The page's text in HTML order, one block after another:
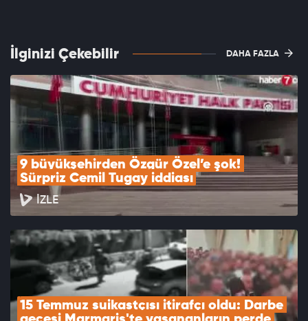
İlginizi Çekebilir DAHA FAZLA
9 büyükşehirden Özgür Özel’e şok!
Sürpriz Cemil Tugay iddiası
İZLE
15 Temmuz suikastçısı itirafçı oldu: Darbe